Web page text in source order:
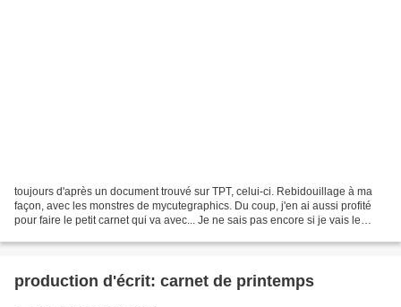
toujours d'après un document trouvé sur TPT, celui-ci. Rebidouillage à ma
façon, avec les monstres de mycutegraphics. Du coup, j'en ai aussi profité
pour faire le petit carnet qui va avec... Je ne sais pas encore si je vais le
production d'écrit: carnet de printemps